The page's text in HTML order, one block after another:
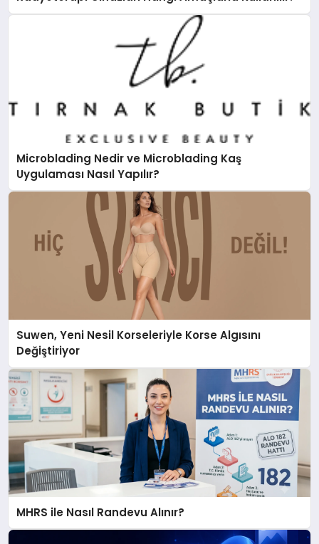
Microblading Nedir ve Microblading Kaş
Uygulaması Nasıl Yapılır?
Suwen, Yeni Nesil Korseleriyle Korse Algısını
Değiştiriyor
MHRS ile Nasıl Randevu Alınır?